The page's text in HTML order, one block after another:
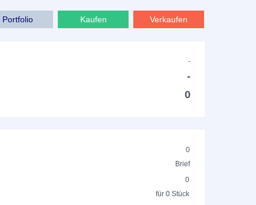
Verkaufen
Kaufen
Portfolio
-
-
0
0
Brief
0
für 0 Stück